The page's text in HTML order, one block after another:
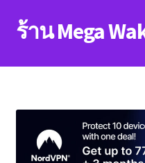
Skip
to
Skip
to
ร้าน Mega
Home
blog